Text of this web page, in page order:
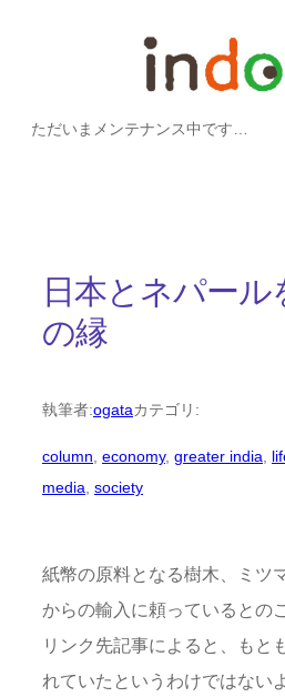
ただいまメンテナンス中です…
日本とネパー
の縁
執筆者:ogataカテゴリ:
column economy, greater india
media society
紙幣の原料となる樹木、ミツ
からの輸入に頼っているとの
リンク先記事によると、もと
れていたというわけではない